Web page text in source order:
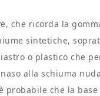
che ricorda la
sintetiche,
o plastico che
alla schiuma
probabile che la